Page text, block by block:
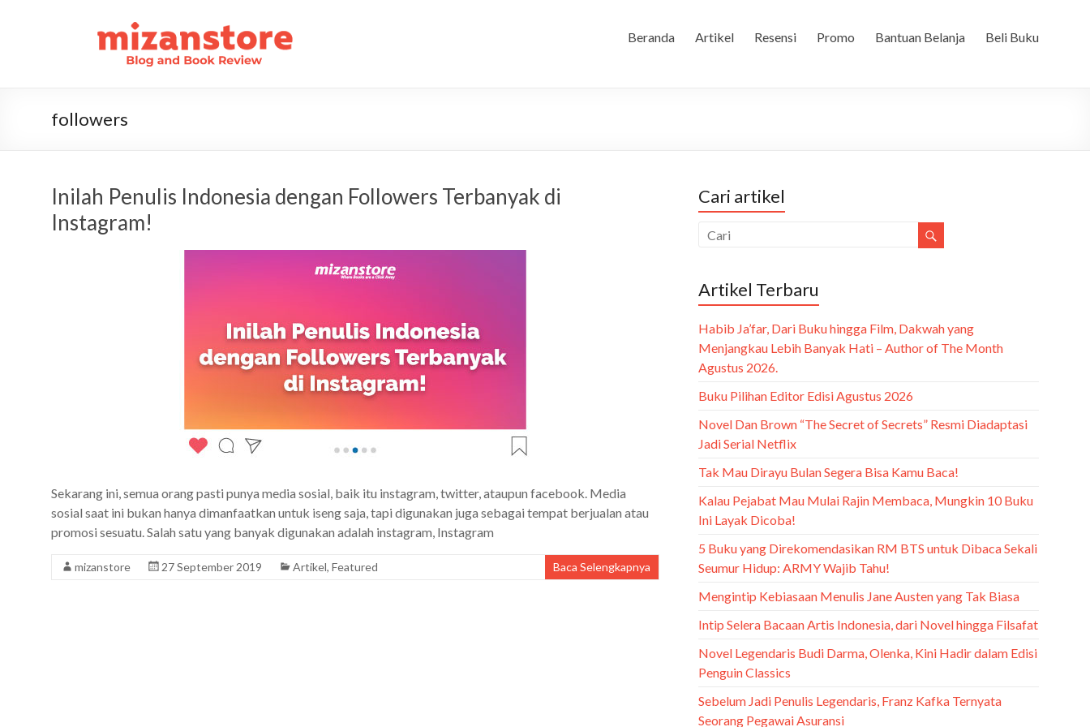
Beranda Artikel Resensi Promo Bantuan Belanja Beli Buku
followers
Inilah Penulis Indonesia dengan Followers Terbanyak di
Instagram!
Sekarang ini, semua orang pasti punya media sosial, baik itu instagram, twitter, ataupun facebook. Media
sosial saat ini bukan hanya dimanfaatkan untuk iseng saja, tapi digunakan juga sebagai tempat berjualan atau
promosi sesuatu. Salah satu yang banyak digunakan adalah instagram, Instagram
mizanstore 27 September 2019 Artikel, Featured Baca Selengkapnya
Cari artikel
Artikel Terbaru
Habib Ja’far, Dari Buku hingga Film, Dakwah yang
Menjangkau Lebih Banyak Hati – Author of The Month
Agustus 2026.
Buku Pilihan Editor Edisi Agustus 2026
Novel Dan Brown “The Secret of Secrets” Resmi Diadaptasi
Jadi Serial Netflix
Tak Mau Dirayu Bulan Segera Bisa Kamu Baca!
Kalau Pejabat Mau Mulai Rajin Membaca, Mungkin 10 Buku
Ini Layak Dicoba!
5 Buku yang Direkomendasikan RM BTS untuk Dibaca Sekali
Seumur Hidup: ARMY Wajib Tahu!
Mengintip Kebiasaan Menulis Jane Austen yang Tak Biasa
Intip Selera Bacaan Artis Indonesia, dari Novel hingga Filsafat
Novel Legendaris Budi Darma, Olenka, Kini Hadir dalam Edisi
Penguin Classics
Sebelum Jadi Penulis Legendaris, Franz Kafka Ternyata
Seorang Pegawai Asuransi